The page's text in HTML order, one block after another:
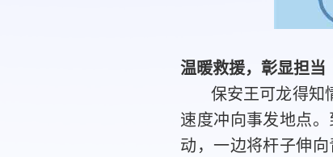
温暖救援，彰显担当
保安王可龙得
速度冲向事发地点
动，一边将杆子伸